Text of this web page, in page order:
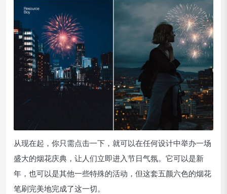
从现在起，你只需点击一下，就可以在任何设计中举办一场
盛大的烟花庆典，让人们立即进入节日气氛。它可以是新
年，也可以是其他一些特殊的活动，但这套五颜六色的烟花
笔刷完美地完成了这一切。